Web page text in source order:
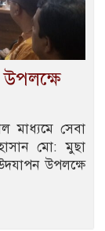
উপলক্ষে
মাধ্যমে সেবা
মো: মুছা
উপলক্ষে